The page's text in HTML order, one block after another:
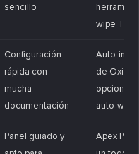
sencillo
wipe
Configuración
rápida con
mucha
documentación
Auto-
de
opciones
auto-wipe
Panel guiado y
Apex